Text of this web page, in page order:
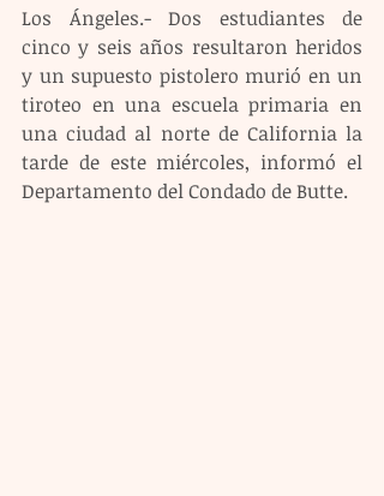
Los Ángeles.- Dos estudiantes de
cinco y seis años resultaron heridos
y un supuesto pistolero murió en un
tiroteo en una escuela primaria en
una ciudad al norte de California la
tarde de este miércoles, informó el
Departamento del Condado de Butte.